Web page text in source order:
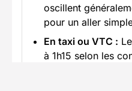
oscillent
pour un aller
En taxi ou VTC :
à 1h15 selon les